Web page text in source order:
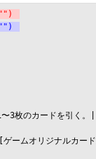
3枚のカードを引く。|
ームオリジナルカー